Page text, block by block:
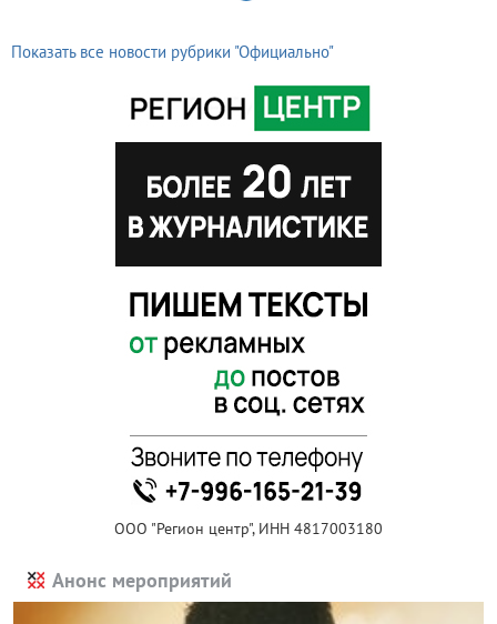
Показать все новости рубрики "Официально"
ООО "Регион центр", ИНН 4817003180
Анонс мероприятий